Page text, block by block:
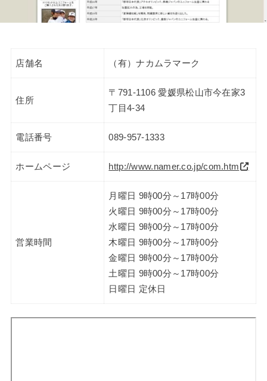
店舗名 （有）ナカムラマーク
住所
〒791-1106 愛媛県松山市今在家3
丁目4-34
電話番号 089-957-1333
ホームページ http://www.namer.co.jp/com.htm
営業時間
月曜日 9時00分～17時00分
火曜日 9時00分～17時00分
水曜日 9時00分～17時00分
木曜日 9時00分～17時00分
金曜日 9時00分～17時00分
土曜日 9時00分～17時00分
日曜日 定休日